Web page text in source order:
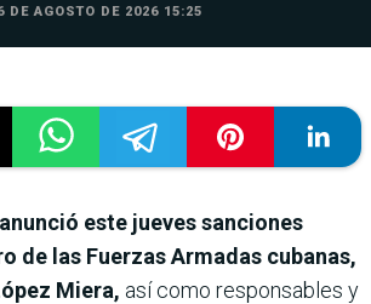
DE AGOSTO DE 2026 15:25
este jueves sanciones
de las Fuerzas Armadas cubanas,
Miera, así como responsables y